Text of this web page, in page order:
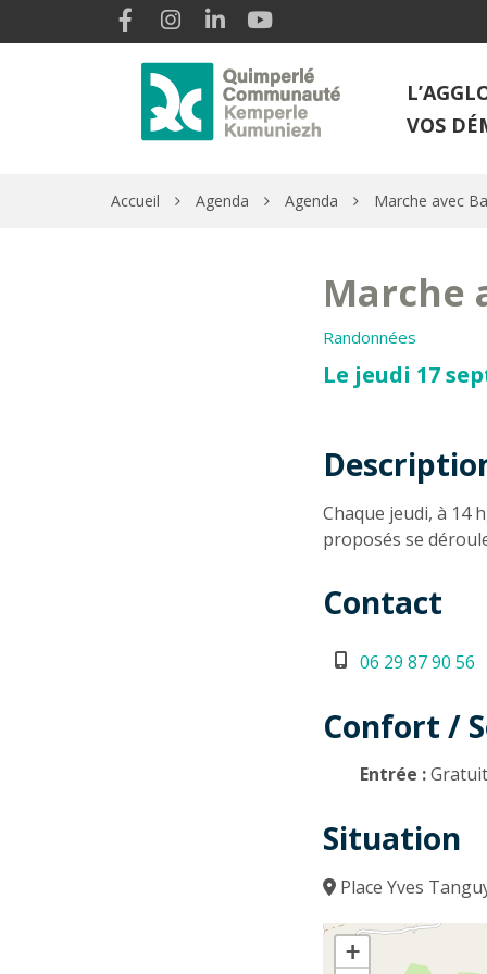
Gestion des traceurs Lien vers le compte Facebook
Lien vers le compte Instagram
Lien vers le compte Linkedin
VOS
Accueil Agenda Agenda Marche avec
Marche
Randonnées
Le jeudi 17
Chaque jeudi, à 14
proposés se
Contact
06 29 87 90 56
Confort /
Entrée :
Situation
Place Yves
+